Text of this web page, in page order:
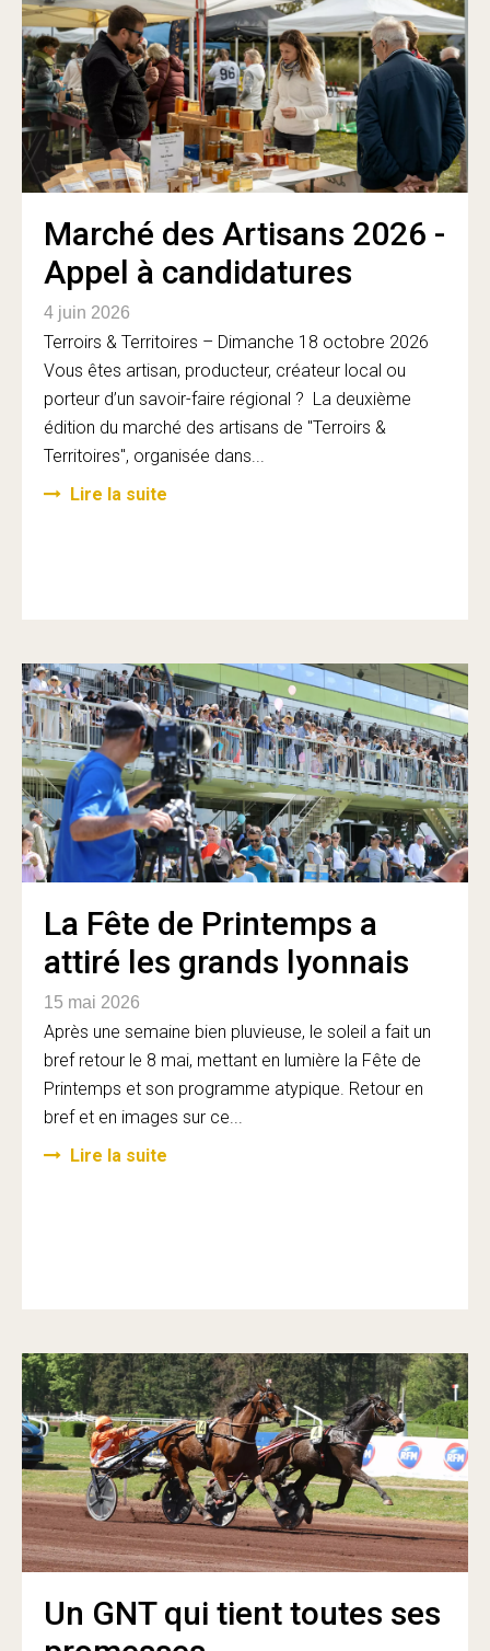
Marché des Artisans 2026 -
Appel à candidatures
4 juin 2026
Terroirs & Territoires – Dimanche 18 octobre 2026
Vous êtes artisan, producteur, créateur local ou
porteur d’un savoir-faire régional ? La deuxième
édition du marché des artisans de "Terroirs &
Territoires", organisée dans...
Lire la suite
La Fête de Printemps a
attiré les grands lyonnais
15 mai 2026
Après une semaine bien pluvieuse, le soleil a fait un
bref retour le 8 mai, mettant en lumière la Fête de
Printemps et son programme atypique. Retour en
bref et en images sur ce...
Lire la suite
Un GNT qui tient toutes ses